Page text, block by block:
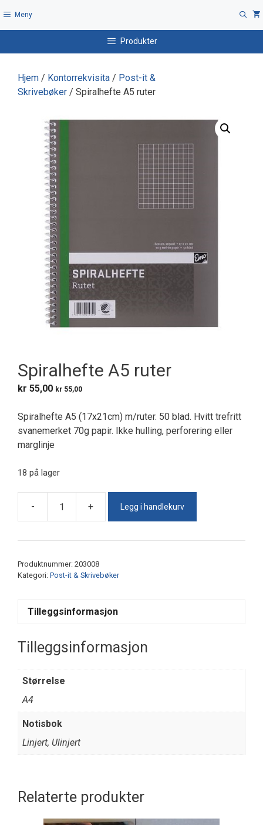
til
Meny
Produkter
Hjem / Kontorrekvisita / Post-it &
Skrivebøker / Spiralhefte A5 ruter
Spiralhefte A5 ruter
kr 55,00 kr 55,00
Spiralhefte A5 (17x21cm) m/ruter. 50 blad. Hvitt trefritt
svanemerket 70g papir. Ikke hulling, perforering eller
marglinje
18 på lager
-
Spiralhefte
ruter
+ Legg i handlekurv
Produktnummer: 203008
Kategori: Post-it & Skrivebøker
Tilleggsinformasjon
Tilleggsinformasjon
Størrelse
A4
Notisbok
Linjert, Ulinjert
Relaterte produkter